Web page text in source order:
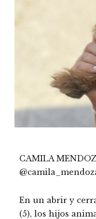
CAMILA
En un abrir y
(5), los hijos